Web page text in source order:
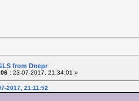
from Dnepr
: 23-07-2017, 21:34:01 »
2017, 21:11:52